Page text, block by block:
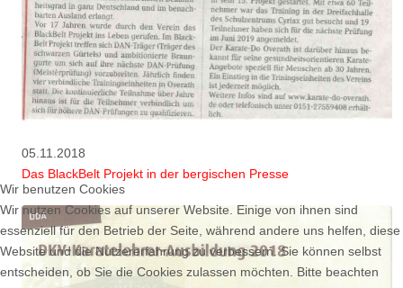
05.11.2018
Das BlackBelt Projekt in der bergischen Presse
Wir benutzen Cookies
Wir nutzen Cookies auf unserer Website. Einige von ihnen sind
essenziell für den Betrieb der Seite, während andere uns helfen, diese
Website und die Nutzererfahrung zu verbessern. Sie können selbst
entscheiden, ob Sie die Cookies zulassen möchten. Bitte beachten